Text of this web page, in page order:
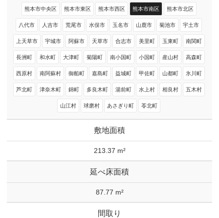
熊本市中央区 熊本市東区 熊本市西区 熊本市南区 熊本市北区
八代市 人吉市 荒尾市 水俣市 玉名市 山鹿市 菊池市 宇土市
上天草市 宇城市 阿蘇市 天草市 合志市 美里町 玉東町 南関町
長洲町 和水町 大津町 菊陽町 南小国町 小国町 産山村 高森町
西原村 南阿蘇村 御船町 嘉島町 益城町 甲佐町 山都町 氷川町
芦北町 津奈木町 錦町 多良木町 湯前町 水上村 相良村 五木村
山江村 球磨村 あさぎり町 苓北町
敷地面積
213.37 m²
延べ床面積
87.77 m²
間取り